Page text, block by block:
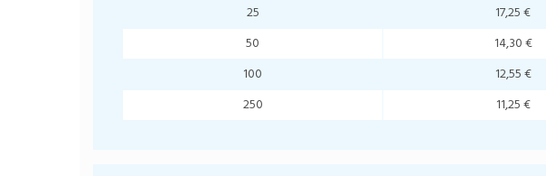
25
17,25 €
50
14,30 €
100
12,55 €
250
11,25 €